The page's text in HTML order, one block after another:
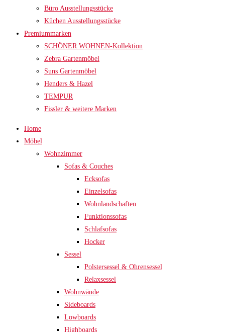
Büro Ausstellungsstücke
Küchen Ausstellungsstücke
Premiummarken
SCHÖNER WOHNEN-Kollektion
Zebra Gartenmöbel
Suns Gartenmöbel
Henders & Hazel
TEMPUR
Fissler & weitere Marken
Home
Möbel
Wohnzimmer
Sofas & Couches
Ecksofas
Einzelsofas
Wohnlandschaften
Funktionssofas
Schlafsofas
Hocker
Sessel
Polstersessel & Ohrensessel
Relaxsessel
Wohnwände
Sideboards
Lowboards
Highboards